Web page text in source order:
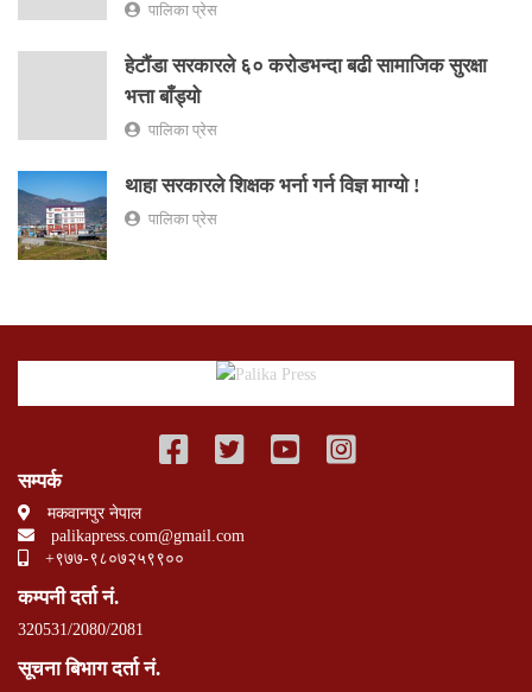
पालिका प्रेस
हेटौंडा सरकारले ६० करोडभन्दा बढी सामाजिक सुरक्षा
भत्ता बाँड्यो
पालिका प्रेस
थाहा सरकारले शिक्षक भर्ना गर्न विज्ञ माग्यो !
पालिका प्रेस
सम्पर्क
मकवानपुर नेपाल
palikapress.com@gmail.com
+९७७-९८०७२५९९००
कम्पनी दर्ता नं.
320531/2080/2081
सूचना बिभाग दर्ता नं.